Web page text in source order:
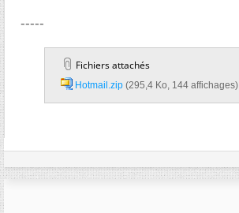
-----
Fichiers attachés
Hotmail.zip‎ (295,4 Ko, 144 affichages)